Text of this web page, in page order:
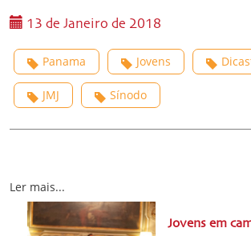
13 de Janeiro de 2018
Panama Jovens
JMJ Sínodo
Ler mais...
Jovens em